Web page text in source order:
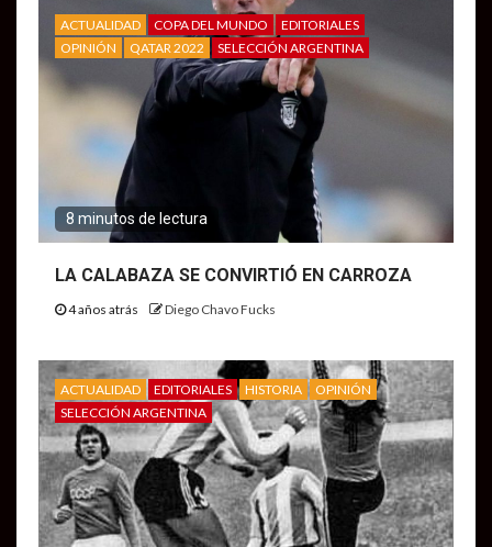
ACTUALIDAD COPA DEL MUNDO
EDITORIALES
OPINIÓN
QATAR 2022 SELECCIÓN ARGENTINA
8 minutos de lectura
LA CALABAZA SE CONVIRTIÓ EN CARROZA
4 años atrás Diego Chavo Fucks
ACTUALIDAD EDITORIALES HISTORIA
OPINIÓN
SELECCIÓN ARGENTINA